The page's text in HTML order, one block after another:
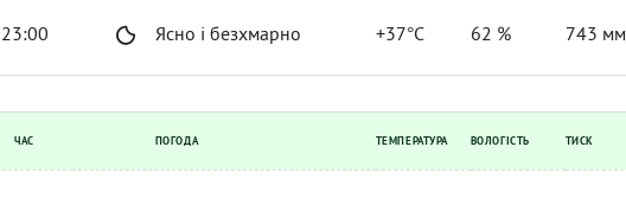
23:00 Ясно і безхмарно +37°C 62 % 743 мм
ЧАС ПОГОДА ТЕМПЕРАТУРА ВОЛОГІСТЬ ТИСК